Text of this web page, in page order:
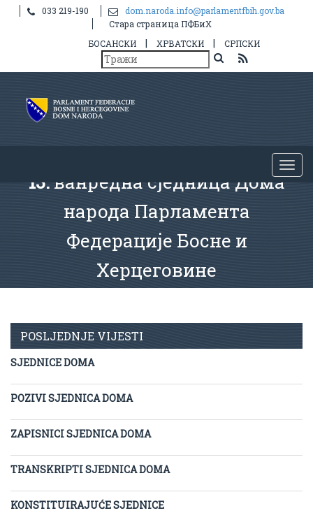
033 219-190
dom.naroda.info@parlamentfbih.gov.ba
Стара страница ПФБиХ
БОСАНСКИ
| ХРВАТСКИ | СРПСКИ
13.ванредна сједница Дома
народа Парламента
Федерације Босне и
Херцеговине
POSLJEDNJE VIJESTI
SJEDNICE DOMA
POZIVI SJEDNICA DOMA
ZAPISNICI SJEDNICA DOMA
TRANSKRIPTI SJEDNICA DOMA
KONSTITUIRAJUĆE SJEDNICE